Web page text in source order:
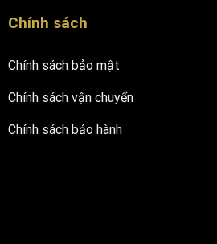
Chính sách
Chính sách bảo mật
Chính sách vận chuyển
Chính sách bảo hành